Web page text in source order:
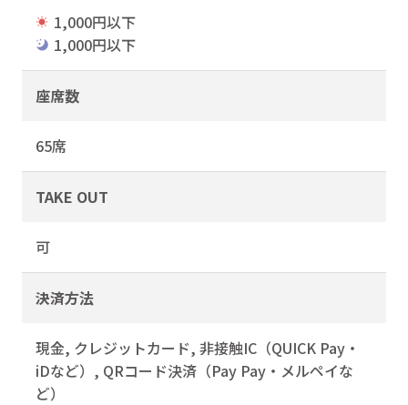
1,000円以下
1,000円以下
座席数
65席
TAKE OUT
可
決済方法
現金, クレジットカード, 非接触IC（QUICK Pay・
iDなど）, QRコード決済（Pay Pay・メルペイな
ど）